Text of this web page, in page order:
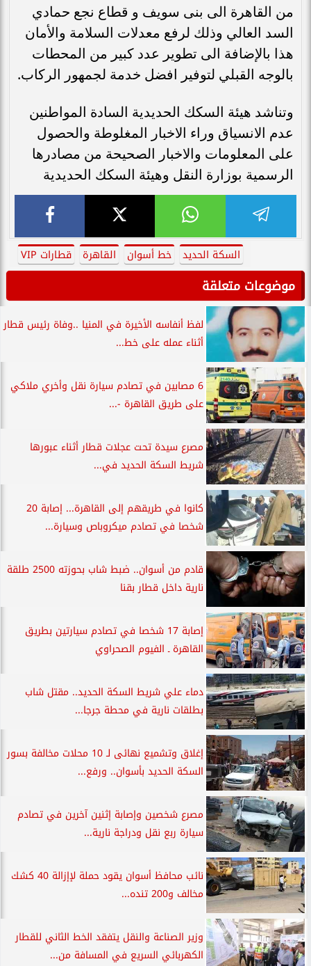
من القاهرة الى بنى سويف و قطاع نجع حمادي
السد العالي وذلك لرفع معدلات السلامة والأمان
هذا بالإضافة الى تطوير عدد كبير من المحطات
بالوجه القبلي لتوفير افضل خدمة لجمهور الركاب.
وتناشد هيئة السكك الحديدية السادة المواطنين
عدم الانسياق وراء الاخبار المغلوطة والحصول
على المعلومات والاخبار الصحيحة من مصادرها
الرسمية بوزارة النقل وهيئة السكك الحديدية
السكة الحديد خط أسوان القاهرة قطارات VIP
موضوعات متعلقة
لفظ أنفاسه الأخيرة في المنيا ..وفاة رئيس قطار
أثناء عمله على خط...
6 مصابين في تصادم سيارة نقل وأخري ملاكي
على طريق القاهرة -...
مصرع سيدة تحت عجلات قطار أثناء عبورها
شريط السكة الحديد في...
كانوا في طريقهم إلى القاهرة... إصابة 20
شخصا في تصادم ميكروباص وسيارة...
قادم من أسوان.. ضبط شاب بحوزته 2500 طلقة
نارية داخل قطار بقنا
إصابة 17 شخصا في تصادم سيارتين بطريق
القاهرة ـ الفيوم الصحراوي
دماء علي شريط السكة الحديد.. مقتل شاب
بطلقات نارية في محطة جرجا...
إغلاق وتشميع نهائى لـ 10 محلات مخالفة بسور
السكة الحديد بأسوان.. ورفع...
مصرع شخصين وإصابة إثنين آخرين في تصادم
سيارة ربع نقل ودراجة نارية...
نائب محافظ أسوان يقود حملة لإإزالة 40 كشك
مخالف و200 تنده...
وزير الصناعة والنقل يتفقد الخط الثاني للقطار
الكهربائي السريع في المسافة من...